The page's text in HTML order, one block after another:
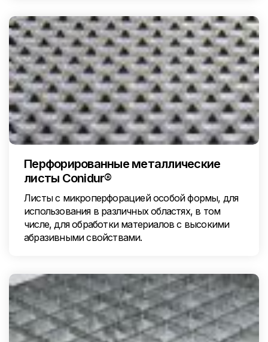
Перфорированные металлические
листы Conidur®
Листы с микроперфорацией особой формы, для
использования в различных областях, в том
числе, для обработки материалов с высокими
абразивными свойствами.